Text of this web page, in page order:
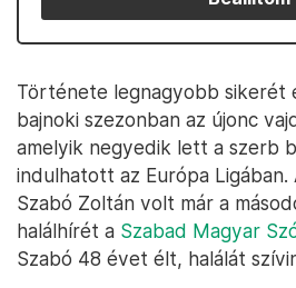
Története legnagyobb sikerét
bajnoki szezonban az újonc
amelyik negyedik lett a szerb
indulhatott az Európa Ligában.
Szabó Zoltán volt már a
halálhírét a Szabad Magyar
Szabó 48 évet élt, halálát